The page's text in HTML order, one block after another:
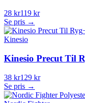
28 kr119 kr
Se pris →
Kinesio
Kinesio Precut Til
38 kr129 kr
Se pris →